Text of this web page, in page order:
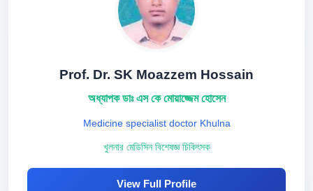
Prof. Dr. SK Moazzem Hossain
অধ্যাপক ডাঃ এস কে মোয়াজ্জেম হোসেন
Medicine specialist doctor Khulna
খুলনার মেডিসিন বিশেষজ্ঞ চিকিৎসক
View Full Profile